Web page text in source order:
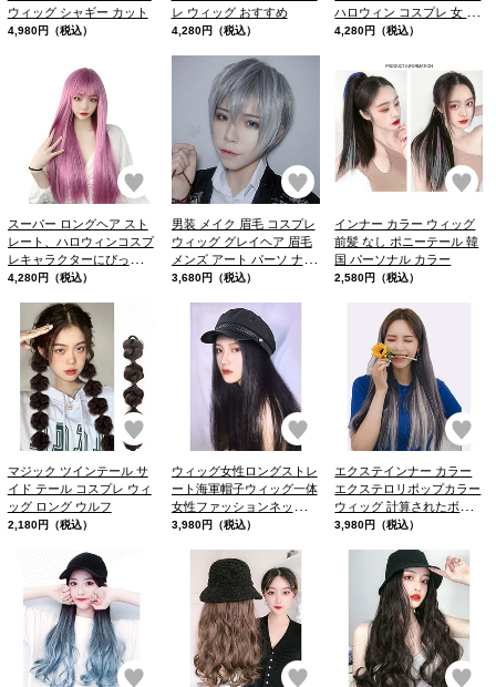
ウィッグ シャギー カット
4,980円（税込）
レ ウィッグ おすすめ
4,280円（税込）
ハロウィン コスプレ 女 か
わいい、女性らしい華やか
4,280円（税込）
お気に入り
スーパー ロングヘア スト
レート、ハロウィンコスプ
レキャラクターにぴったり
のウィッグ。
4,280円（税込）
お気に入り
男装 メイク 眉毛 コスプレ
ウィッグ グレイヘア 眉毛
メンズ アート パーソ ナル
カラー ウィッグ ハンサム
3,680円（税込）
お
インナー カラー ウィッグ
前髪 なし ポニーテール 韓
国 パーソナル カラー
2,580円（税込）
お気に入り
マジック ツインテール サ
イド テール コスプレ ウィ
ッグ ロング ウルフ
2,180円（税込）
お気に入り
ウィッグ女性ロングストレ
ート海軍帽子ウィッグ一体
女性ファッションネット赤
黒ロングストレート全頭セ
3,980円（税込）
エクステインナー カラー
エクステロリポップカラー
ウィッグ 計算されたボブ
スタイル
3,980円（税込）
お気に入り お気に入り